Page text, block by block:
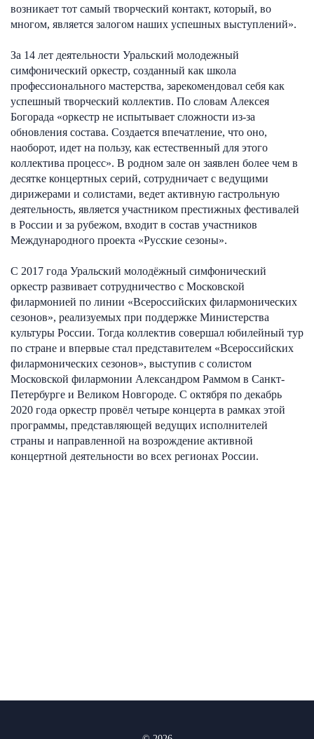
возникает тот самый творческий контакт, который, во
многом, является залогом наших успешных выступлений».
За 14 лет деятельности Уральский молодежный
симфонический оркестр, созданный как школа
профессионального мастерства, зарекомендовал себя как
успешный творческий коллектив. По словам Алексея
Богорада «оркестр не испытывает сложности из-за
обновления состава. Создается впечатление, что оно,
наоборот, идет на пользу, как естественный для этого
коллектива процесс». В родном зале он заявлен более чем в
десятке концертных серий, сотрудничает с ведущими
дирижерами и солистами, ведет активную гастрольную
деятельность, является участником престижных фестивалей
в России и за рубежом, входит в состав участников
Международного проекта «Русские сезоны».
С 2017 года Уральский молодёжный симфонический
оркестр развивает сотрудничество с Московской
филармонией по линии «Всероссийских филармонических
сезонов», реализуемых при поддержке Министерства
культуры России. Тогда коллектив совершал юбилейный тур
по стране и впервые стал представителем «Всероссийских
филармонических сезонов», выступив с солистом
Московской филармонии Александром Раммом в Санкт-
Петербурге и Великом Новгороде. С октября по декабрь
2020 года оркестр провёл четыре концерта в рамках этой
программы, представляющей ведущих исполнителей
страны и направленной на возрождение активной
концертной деятельности во всех регионах России.